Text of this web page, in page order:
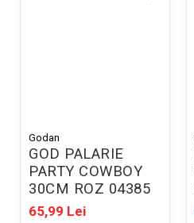
Godan
GOD PALARIE
PARTY COWBOY
30CM ROZ 04385
65,99 Lei